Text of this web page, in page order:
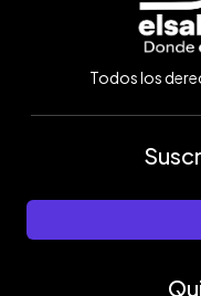
Todos los